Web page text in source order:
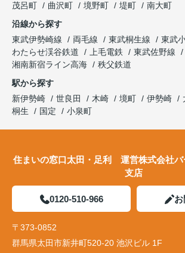
茂呂町
曲沢町 境野町 堤町
南大町
沿線から探す
東武伊勢崎線
両毛線 東武桐生線
東武
わたらせ渓谷鉄道
上毛電鉄 東武佐野線
湘南新宿ライン高海
秩父鉄道
駅から探す
新伊勢崎
世良田 木崎 境町 伊勢崎
桐生
国定 小泉町
住まいの窓口太田・足利 運営株式会社
支店
0120-510-966 お
〒373-0852
群馬県太田市新井町520-20 池沢ビル 1F